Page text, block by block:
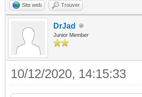
Site web Trouver
DrJad
Junior Member
10/12/2020, 14:15:33